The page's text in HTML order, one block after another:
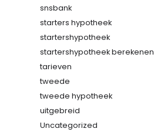
snsbank
starters hypotheek
startershypotheek
startershypotheek berekenen
tarieven
tweede
tweede hypotheek
uitgebreid
Uncategorized